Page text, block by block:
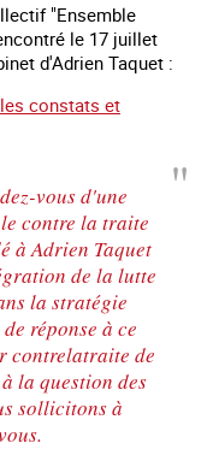
"Ensemble
le 17 juillet
d'Adrien Taquet :
constats et
vous d'une
contre la traite
à Adrien Taquet
de la lutte
la stratégie
réponse à ce
contrelatraite de
la question des
sollicitons à